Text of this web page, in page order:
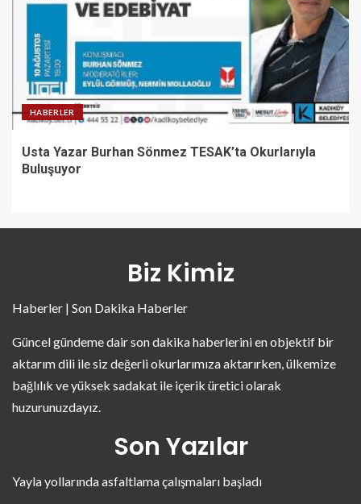
HABERLER
Usta Yazar Burhan Sönmez TESAK’ta Okurlarıyla
Buluşuyor
Biz Kimiz
Haberler | Son Dakika Haberler
Güncel gündeme dair son dakika haberlerini en objektif bir
aktarım dili ile siz değerli okurlarımıza aktarırken, ülkemize
bağlılık ve yüksek sadakat ile içerik üretici olarak
huzurunuzdayız.
Son Yazılar
Yayla yollarında asfaltlama çalışmaları başladı